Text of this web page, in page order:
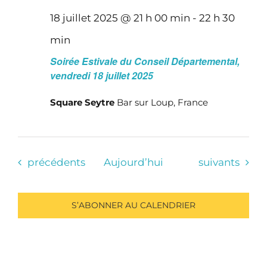
18 juillet 2025 @ 21 h 00 min - 22 h 30
min
Soirée Estivale du Conseil Départemental,
vendredi 18 juillet 2025
Square Seytre Bar sur Loup, France
Évènements
précédents Aujourd’hui Évènements
suivants
S’ABONNER AU CALENDRIER